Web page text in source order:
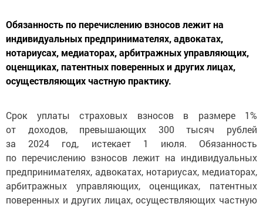
Обязанность по перечислению взносов лежит на
индивидуальных предпринимателях, адвокатах,
нотариусах, медиаторах, арбитражных управляющих,
оценщиках, патентных поверенных и других лицах,
осуществляющих частную практику.
Срок уплаты страховых взносов в размере 1%
от доходов, превышающих 300 тысяч рублей
за 2024 год, истекает 1 июля. Обязанность
по перечислению взносов лежит на индивидуальных
предпринимателях, адвокатах, нотариусах, медиаторах,
арбитражных управляющих, оценщиках, патентных
поверенных и других лицах, осуществляющих частную